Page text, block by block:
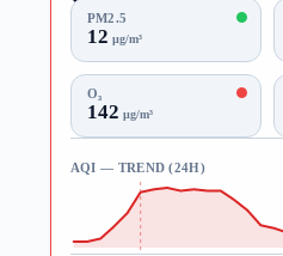
AQI
PM2.5
12 µg/m³
O₃
142 µg/m³
AQI — TREND (24H)